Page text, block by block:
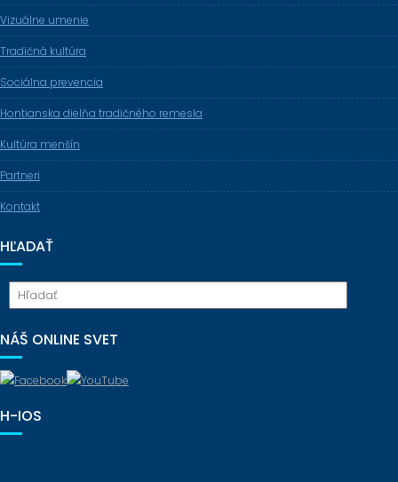
Vizuálne umenie
Tradičná kultúra
Sociálna prevencia
Hontianska dielňa tradičného remesla
Kultúra menšín
Partneri
Kontakt
HĽADAŤ
NÁŠ ONLINE SVET
H-IOS